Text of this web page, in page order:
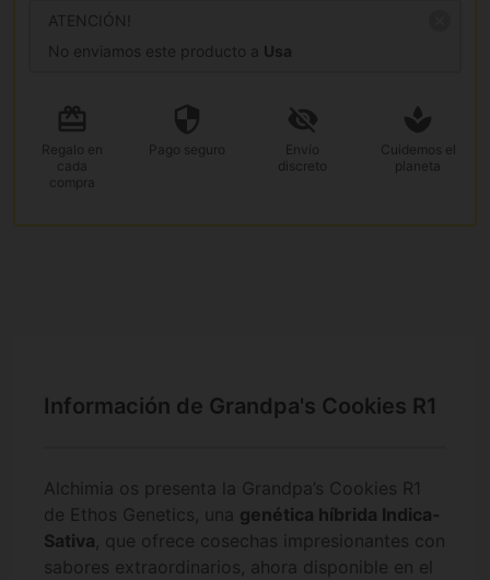
ATENCIÓN!
No enviamos este producto a Usa
Regalo en
cada
compra
Pago seguro
Envío
discreto
Cuidemos el
planeta
Información de Grandpa's Cookies R1
Alchimia os presenta la Grandpa’s Cookies R1
de Ethos Genetics, una genética híbrida Indica-
Sativa, que ofrece cosechas impresionantes con
sabores extraordinarios, ahora disponible en el